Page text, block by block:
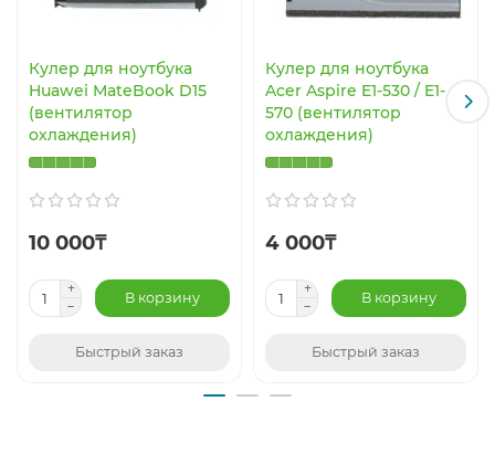
Кулер для ноутбука
Huawei MateBook D15
(вентилятор
охлаждения)
10 000₸
В корзину
Быстрый заказ
Кулер для ноутбука
Acer Aspire E1-530 / E1-
570 (вентилятор
охлаждения)
4 000₸
В корзину
Быстрый заказ